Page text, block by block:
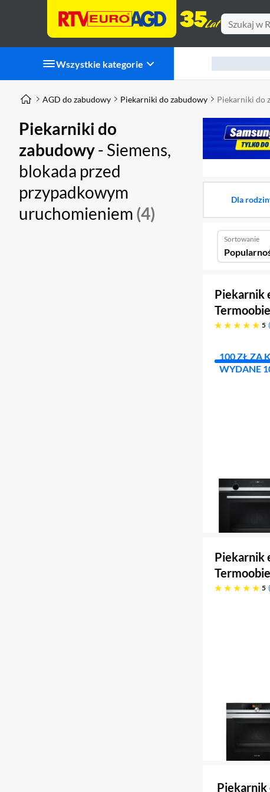
Wszystkie kategorie
AGD do zabudowy Piekarniki do zabudowy Piekarniki do
Piekarniki do
zabudowy- Siemens,
blokada przed
przypadkowym
uruchomieniem (4)
Dla
Sortowanie
Piekarnik
5
pięć gwiazdek
100 ZŁ ZA
WYDANE
Piekarnik
5
pięć gwiazdek
Piekarnik